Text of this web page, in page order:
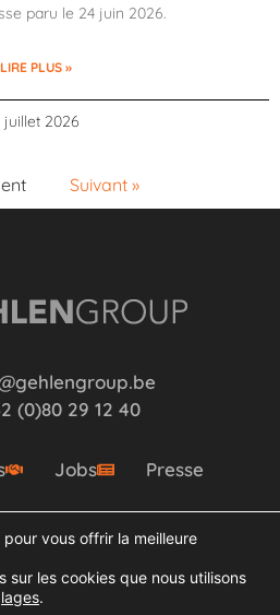
paru le 24 juin 2026.
LIRE PLUS »
juillet 2026
Suivant »
(0)80 29 12 40
Jobs Presse
vous offrir la meilleure
sur les cookies que nous utilisons
.